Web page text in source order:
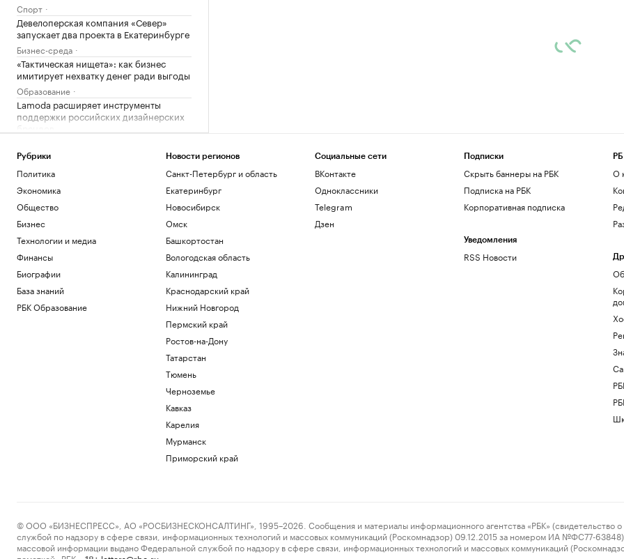
Спорт
Девелоперская компания «Север»
запускает два проекта в Екатеринбурге
Бизнес-среда
«Тактическая нищета»: как бизнес
имитирует нехватку денег ради выгоды
Образование
Lamoda расширяет инструменты
поддержки российских дизайнерских
брендов
Рубрики
Политика
Экономика
Общество
Бизнес
Технологии и медиа
Финансы
Биографии
База знаний
РБК Образование
Новости регионов
Санкт-Петербург и область
Екатеринбург
Новосибирск
Омск
Башкортостан
Вологодская область
Калининград
Краснодарский край
Нижний Новгород
Пермский край
Ростов-на-Дону
Татарстан
Тюмень
Черноземье
Кавказ
Карелия
Мурманск
Приморский край
Социальные сети
ВКонтакте
Одноклассники
Telegram
Дзен
Подписки
Скрыть баннеры на РБК
Подписка на РБК
Корпоративная подписка
Уведомления
RSS Новости
О
© ООО «БИЗНЕСПРЕСС», АО «РОСБИЗНЕСКОНСАЛТИНГ», 1995–2026. Сообщения и материалы информационного агентства «РБК» (свидетельство о
службой по надзору в сфере связи, информационных технологий и массовых коммуникаций (Роскомнадзор) 09.12.2015 за номером ИА №ФС77-63848)
массовой информации выдано Федеральной службой по надзору в сфере связи, информационных технологий и массовых коммуникаций